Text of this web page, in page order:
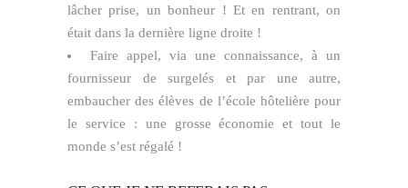
lâcher prise, un bonheur ! Et en rentrant, on
était dans la dernière ligne droite !
Faire appel, via une connaissance, à un
fournisseur de surgelés et par une autre,
embaucher des élèves de l’école hôtelière pour
le service : une grosse économie et tout le
monde s’est régalé !